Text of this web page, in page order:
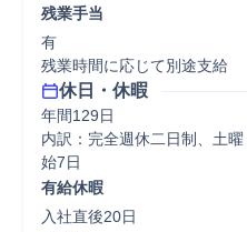
残業手当
有
残業時間に応じて別途支給
休日・休暇
年間129日
内訳：完全週休二日制、土
始7日
有給休暇
入社直後20日